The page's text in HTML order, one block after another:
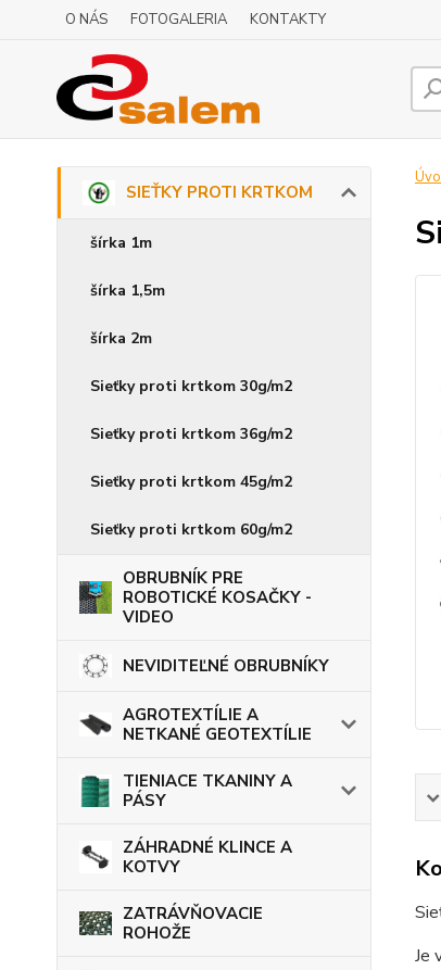
O NÁS FOTOGALERIA KONTAKTY
SIEŤKY PROTI KRTKOM
šírka 1m
šírka 1,5m
šírka 2m
Sieťky proti krtkom 30g/m2
Sieťky proti krtkom 36g/m2
Sieťky proti krtkom 45g/m2
Sieťky proti krtkom 60g/m2
OBRUBNÍK PRE
ROBOTICKÉ KOSAČKY -
VIDEO
NEVIDITEĽNÉ OBRUBNÍKY
AGROTEXTÍLIE A
NETKANÉ GEOTEXTÍLIE
TIENIACE TKANINY A
PÁSY
ZÁHRADNÉ KLINCE A
KOTVY
ZATRÁVŇOVACIE
ROHOŽE
Je